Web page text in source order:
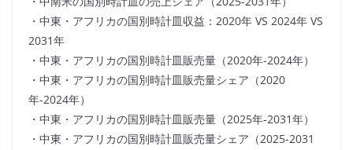
・中東・アフリカの国別時計皿収益：2020年 VS 2024年 VS
2031年
・中東・アフリカの国別時計皿販売量（2020年-2024年）
・中東・アフリカの国別時計皿販売量シェア（2020
年-2024年）
・中東・アフリカの国別時計皿販売量（2025年-2031年）
・中東・アフリカの国別時計皿販売量シェア（2025-2031